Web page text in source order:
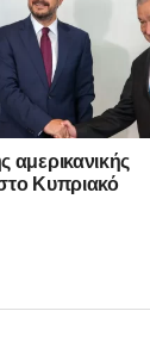
αμερικανικής
Κυπριακό